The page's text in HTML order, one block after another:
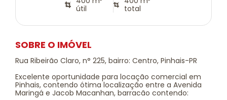
útil
total
SOBRE O IMÓVEL
Rua Ribeirão Claro, n° 225, bairro: Centro, Pinhais-PR
Excelente oportunidade para locação comercial em
Pinhais, contendo ótima localização entre a Avenida
Maringá e Jacob Macanhan, barracão contendo: